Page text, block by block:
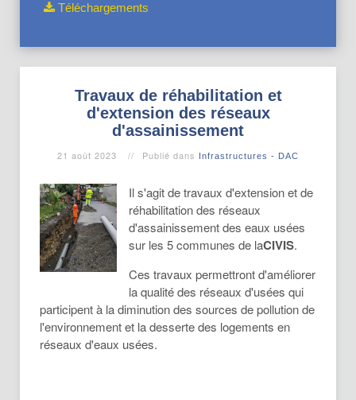
Téléchargements
Travaux de réhabilitation et
d'extension des réseaux
d'assainissement
21 août 2023 Publié dans Infrastructures - DAC
Il s'agit de travaux d'extension et de
réhabilitation des réseaux
d'assainissement des eaux usées
sur les 5 communes de laCIVIS.
Ces travaux permettront d'améliorer
la qualité des réseaux d'usées qui
participent à la diminution des sources de pollution de
l'environnement et la desserte des logements en
réseaux d'eaux usées.